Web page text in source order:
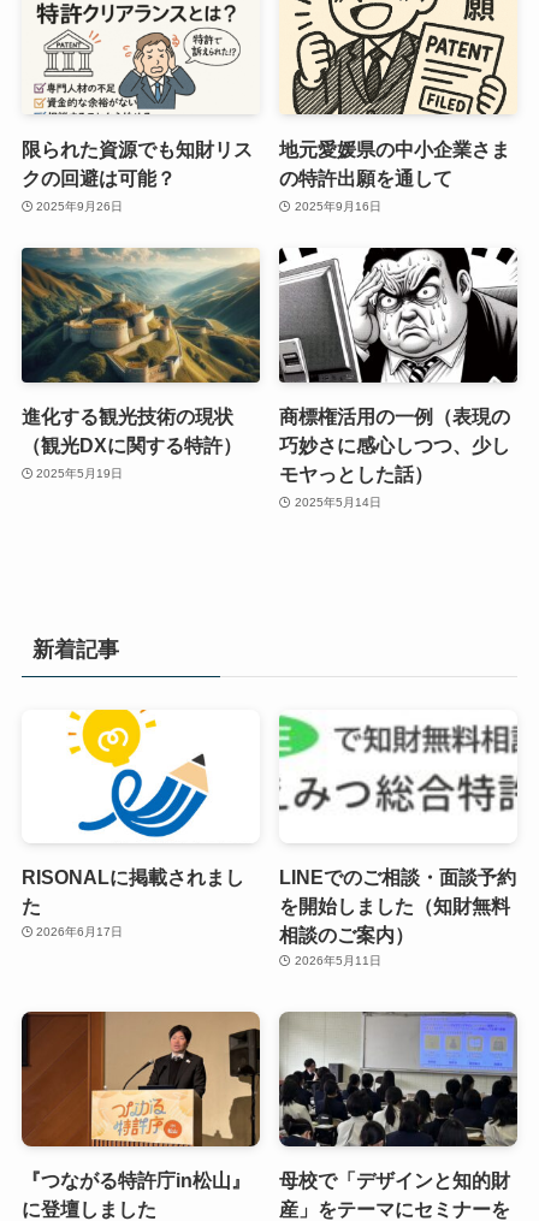
限られた資源でも知財リス
クの回避は可能？
2025年9月26日
地元愛媛県の中小企業さま
の特許出願を通して
2025年9月16日
進化する観光技術の現状
（観光DXに関する特許）
2025年5月19日
商標権活用の一例（表現の
巧妙さに感心しつつ、少し
モヤっとした話）
2025年5月14日
新着記事
RISONALに掲載されまし
た
2026年6月17日
LINEでのご相談・面談予約
を開始しました（知財無料
相談のご案内）
2026年5月11日
『つながる特許庁in松山』
に登壇しました
母校で「デザインと知的財
産」をテーマにセミナーを